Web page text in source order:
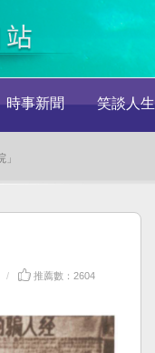
時事新聞 笑談人生
推薦數：2604